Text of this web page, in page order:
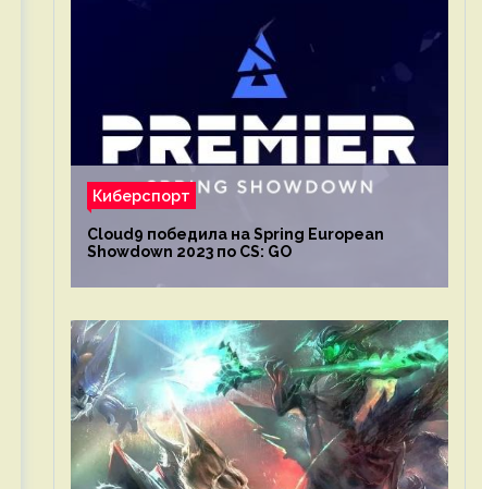
Киберспорт
Cloud9 победила на Spring European
Showdown 2023 по CS: GO